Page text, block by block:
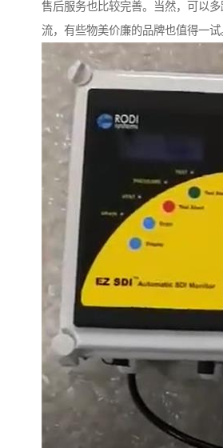
售后服务也比较完善。当然，可以
流，有些物美价廉的品牌也值得一试